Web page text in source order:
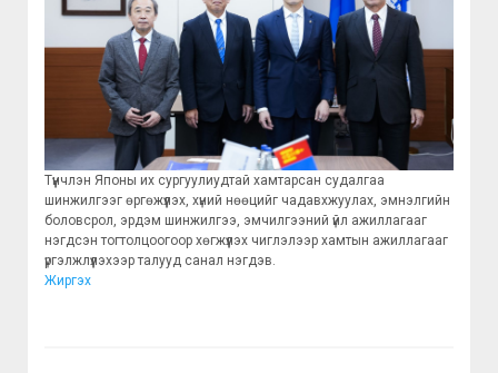
Түүнчлэн Японы их сургуулиудтай хамтарсан судалгаа
шинжилгээг өргөжүүлэх, хүний нөөцийг чадавхжуулах, эмнэлгийн
боловсрол, эрдэм шинжилгээ, эмчилгээний үйл ажиллагааг
нэгдсэн тогтолцоогоор хөгжүүлэх чиглэлээр хамтын ажиллагааг
үргэлжлүүлэхээр талууд санал нэгдэв.
Жиргэх